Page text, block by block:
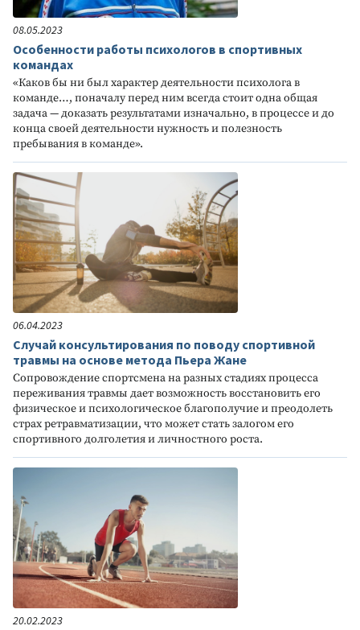
08.05.2023
Особенности работы психологов в спортивных
командах
«Каков бы ни был характер деятельности психолога в
команде…, поначалу перед ним всегда стоит одна общая
задача — доказать результатами изначально, в процессе и до
конца своей деятельности нужность и полезность
пребывания в команде».
06.04.2023
Случай консультирования по поводу спортивной
травмы на основе метода Пьера Жане
Сопровождение спортсмена на разных стадиях процесса
переживания травмы дает возможность восстановить его
физическое и психологическое благополучие и преодолеть
страх ретравматизации, что может стать залогом его
спортивного долголетия и личностного роста.
20.02.2023